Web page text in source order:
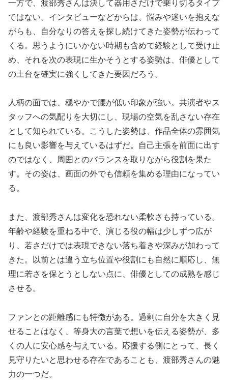
一方で、渡部秀さんは決して器用さだけで乗り切るタイプ
ではない。インタビューなどからは、悩みや迷いを抱えな
がらも、自分なりの答えを探し続けてきた姿勢が伝わって
くる。思うようにいかない時期も含めて経験として受け止
め、それを次の表現に生かそうとする姿勢は、俳優として
の土台を確実に強くしてきた要因だろう。
人柄の面では、穏やかで腰が低い印象が強い。共演者やス
タッフへの気配りを大切にし、現場の空気を乱さない存在
として知られている。こうした姿勢は、作品全体の雰囲気
にも良い影響を与えているはずだ。自己主張を前面に出す
のではなく、周囲とのバランスを取りながら役割を果た
す。その姿は、画面の外でも信頼を集める理由になってい
る。
また、渡部秀さんは変化を恐れない柔軟さも持っている。
年齢や経験を重ねる中で、演じる役の幅は少しずつ広が
り、若さだけでは表現できない落ち着きや深みが加わって
きた。以前とは違う立ち位置や役割にも自然に順応し、無
理に若さを保とうとしない点に、俳優としての成熟を感じ
させる。
ファンとの距離感にも特徴がある。過剰に自分を大きく見
せることはなく、等身大の言葉で想いを伝える姿勢が、多
くの人に安心感を与えている。応援する側にとって、長く
見守りたいと思わせる存在であることも、渡部秀さんの魅
力の一つだ。